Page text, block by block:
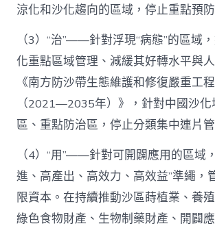
涼化和沙化趨向的區域，停止重點預
（3）“治”——針對浮現“病態”的區域
化重點區域管理、減緩其好轉水平與
《南方防沙帶生態維護和修復嚴重工
（2021—2035年）》，針對中國沙
區、重點防治區，停止分類集中連片管
（4）“用”——針對可開闢應用的區域
進、高產出、高效力、高效益”準繩，
限資本。在持續推動沙區蒔植業、養
綠色食物財產、生物制藥財產、開闢